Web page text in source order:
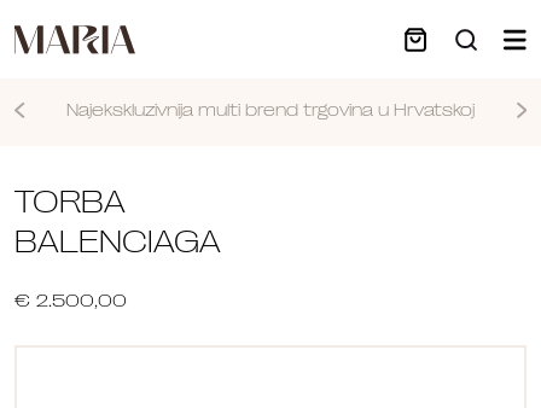
Najekskluzivnija multi brend trgovina u Hrvatskoj
TORBA
BALENCIAGA
€ 2.500,00